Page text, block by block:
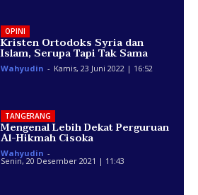
OPINI
Kristen Ortodoks Syria dan
Islam, Serupa Tapi Tak Sama
Wahyudin - Kamis, 23 Juni 2022 | 16:52
TANGERANG
Mengenal Lebih Dekat Perguruan
Al-Hikmah Cisoka
Wahyudin -
Senin, 20 Desember 2021 | 11:43